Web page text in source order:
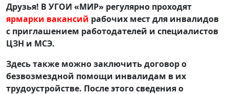
Друзья! В УГОИ «МИР» регулярно проходят
ярмарки вакансий рабочих мест для инвалидов
с приглашением работодателей и специалистов
ЦЗН и МСЭ.
Здесь также можно заключить договор о
безвозмездной помощи инвалидам в их
трудоустройстве. После этого сведения о